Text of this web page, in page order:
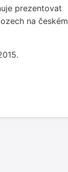
prezentovat
na českém